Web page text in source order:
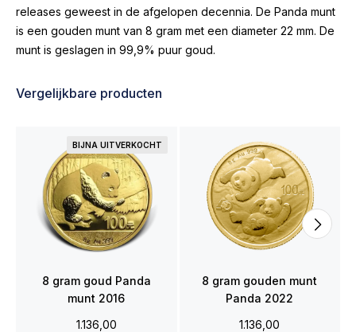
releases geweest in de afgelopen decennia. De Panda munt
is een gouden munt van 8 gram met een diameter 22 mm. De
munt is geslagen in 99,9% puur goud.
Vergelijkbare producten
BIJNA UITVERKOCHT
8 gram goud Panda
munt 2016
1.136,00
8 gram gouden munt
Panda 2022
1.136,00